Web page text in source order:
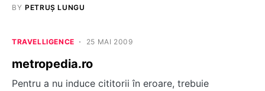
BY PETRUȘ LUNGU
TRAVELLIGENCE 25 MAI 2009
metropedia.ro
Pentru a nu induce cititorii în eroare, trebuie